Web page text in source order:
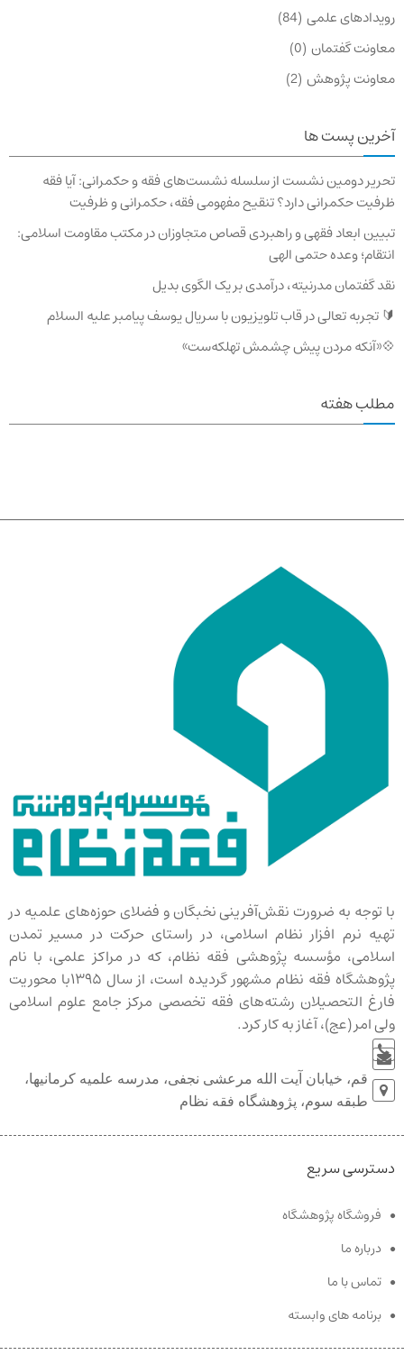
رویدادهای علمی 84
معاونت گفتمان 0
معاونت پژوهش 2
آخرین پست ها
تحریر دومین نشست از سلسله نشست‌های فقه و حکمرانی: آیا فقه
ظرفیت حکمرانی دارد؟ تنقیح مفهومی فقه، حکمرانی و ظرفیت
تبیین ابعاد فقهی و راهبردی قصاص متجاوزان در مکتب مقاومت اسلامی:
انتقام؛ وعده حتمی الهی
نقد گفتمان مدرنیته، درآمدی بر یک الگوی بدیل
🔰 تجربه تعالی در قاب تلویزیون با سریال یوسف پیامبر علیه السلام
💠«آنکه مردن پیش چشمش تهلکه‌ست»
مطلب هفته
با توجه به ضرورت نقش‌آفرینی نخبگان و فضلای حوزه‌های علمیه در
تهیه نرم افزار نظام اسلامی، در راستای حرکت در مسیر تمدن
اسلامی، مؤسسه پژوهشی فقه نظام، که در مراکز علمی، با نام
پژوهشگاه فقه نظام مشهور گردیده است، از سال ۱۳۹۵با محوریت
فارغ التحصیلان رشته‌‏های فقه تخصصی مرکز جامع علوم اسلامی
ولی امر (عج)، آغاز به کار کرد.
قم، خیابان آیت الله مرعشی نجفی، مدرسه علمیه کرمانیها،
طبقه سوم، پژوهشگاه فقه نظام
دسترسی سریع
فروشگاه پژوهشگاه
درباره ما
تماس با ما
برنامه های وابسته